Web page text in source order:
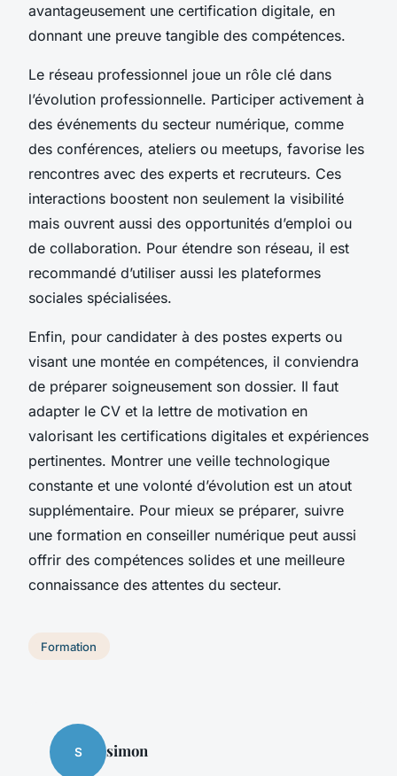
avantageusement une certification digitale, en
donnant une preuve tangible des compétences.
Le réseau professionnel joue un rôle clé dans
l’évolution professionnelle. Participer activement à
des événements du secteur numérique, comme
des conférences, ateliers ou meetups, favorise les
rencontres avec des experts et recruteurs. Ces
interactions boostent non seulement la visibilité
mais ouvrent aussi des opportunités d’emploi ou
de collaboration. Pour étendre son réseau, il est
recommandé d’utiliser aussi les plateformes
sociales spécialisées.
Enfin, pour candidater à des postes experts ou
visant une montée en compétences, il conviendra
de préparer soigneusement son dossier. Il faut
adapter le CV et la lettre de motivation en
valorisant les certifications digitales et expériences
pertinentes. Montrer une veille technologique
constante et une volonté d’évolution est un atout
supplémentaire. Pour mieux se préparer, suivre
une formation en conseiller numérique peut aussi
offrir des compétences solides et une meilleure
connaissance des attentes du secteur.
Formation
S simon